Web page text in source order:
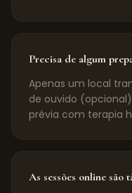
Precisa de algum
Apenas um local
de ouvido
prévia com terapia
As sessões online são